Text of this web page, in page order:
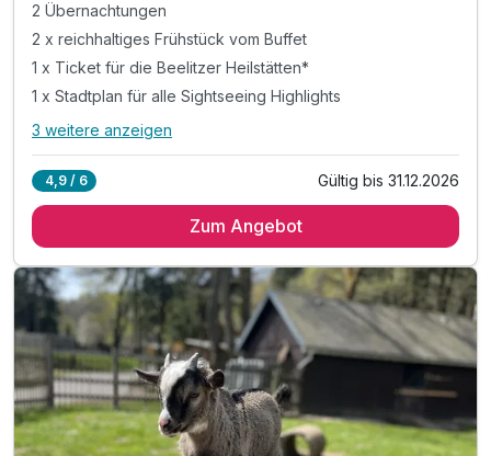
2 Übernachtungen
2 x reichhaltiges Frühstück vom Buffet
1 x Ticket für die Beelitzer Heilstätten*
1 x Stadtplan für alle Sightseeing Highlights
Alle Inklusivleistungen
2 x reichhaltiges Frühstück vom Buffet
1 x Stadtplan für alle Sightseeing Highlights
inkl. Nutzung der Gesellschaftsspiele in der Lobby
inkl. TV mit eigener Mediathek im Zimmer
inkl. Highspeed-WLAN
3 weitere anzeigen
4,9 / 6 Gültig bis 31.12.2026
Zum Angebot